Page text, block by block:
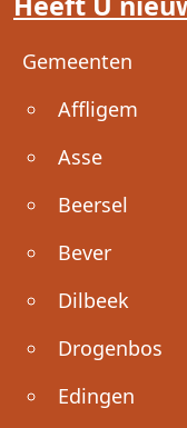
Voet
Gemeenten
Affligem
Asse
Beersel
Bever
Dilbeek
Drogenbos
Edingen